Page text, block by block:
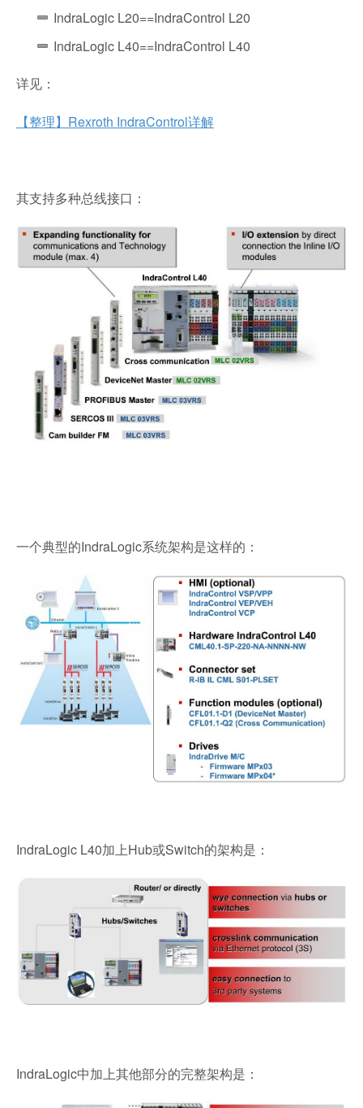
IndraLogic L20==IndraControl L20
IndraLogic L40==IndraControl L40
详见：
【整理】Rexroth IndraControl详解
其支持多种总线接口：
一个典型的IndraLogic系统架构是这样的：
IndraLogic L40加上Hub或Switch的架构是：
IndraLogic中加上其他部分的完整架构是：